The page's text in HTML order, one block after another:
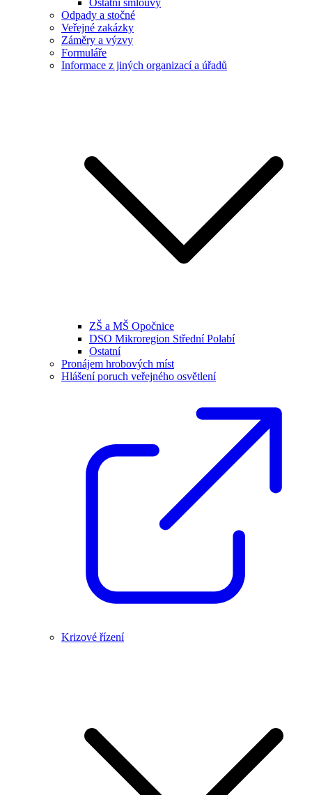
Ostatní smlouvy
Odpady a stočné
Veřejné zakázky
Záměry a výzvy
Formuláře
Informace z jiných organizací a úřadů
ZŠ a MŠ Opočnice
DSO Mikroregion Střední Polabí
Ostatní
Pronájem hrobových míst
Hlášení poruch veřejného osvětlení
Krizové řízení